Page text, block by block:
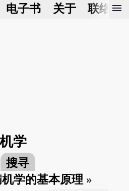
电子书 关于 联络我
menu
学
搜寻
学的基本原理 »